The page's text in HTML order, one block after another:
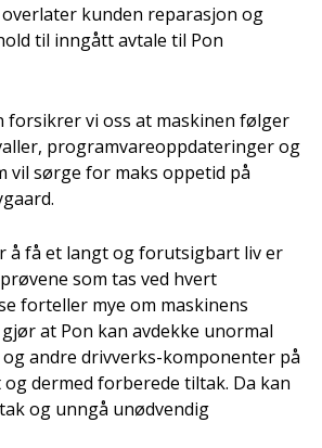
overlater kunden reparasjon og
til inngått avtale til Pon
forsikrer vi oss at maskinen følger
programvareoppdateringer og
vil sørge for maks oppetid på
å få et langt og forutsigbart liv er
som tas ved hvert
forteller mye om maskinens
at Pon kan avdekke unormal
andre drivverks-komponenter på
dermed forberede tiltak. Da kan
og unngå unødvendig